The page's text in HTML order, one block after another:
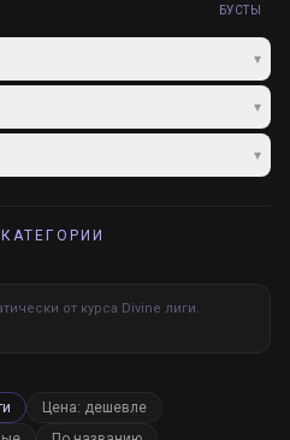
БУСТЫ
▾
▾
▾
от курса Divine лиги.
Цена: дешевле